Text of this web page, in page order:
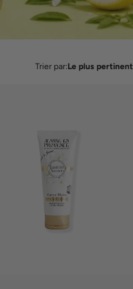
Trier par:Le plus pertinent